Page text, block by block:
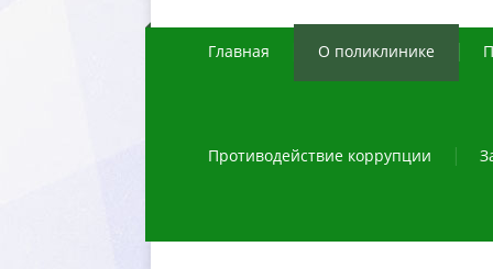
Главная О поликлинике
Противодействие коррупции